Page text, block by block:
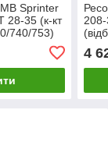
Sprinter
28-35 (к-кт
740/753)
4